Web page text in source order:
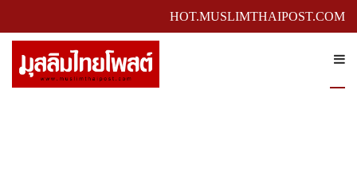
HOT.MUSLIMTHAIPOST.COM